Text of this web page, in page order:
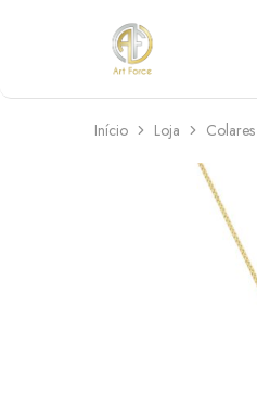
Art
Force
Semijoias
personalizadas
Início Loja Colares